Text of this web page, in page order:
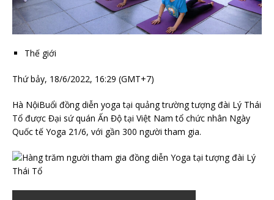
Thế giới
Thứ bảy, 18/6/2022, 16:29 (GMT+7)
Hà NộiBuổi đồng diễn yoga tại quảng trường tượng đài Lý Thái
Tổ được Đại sứ quán Ấn Độ tại Việt Nam tổ chức nhân Ngày
Quốc tế Yoga 21/6, với gần 300 người tham gia.